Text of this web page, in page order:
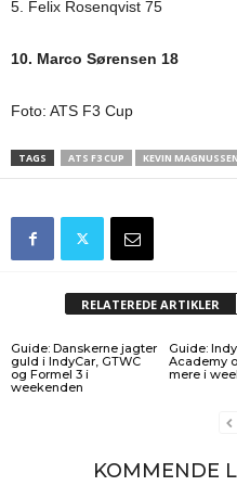
5. Felix Rosenqvist 75
10. Marco Sørensen 18
Foto: ATS F3 Cup
TAGS ATS F3 CUP KEVIN MAGNUSSEN
RELATEREDE ARTIKLER
Guide: Danskerne jagter
guld i IndyCar, GTWC
og Formel 3 i
weekenden
Guide:
Academy
mere i
KOMMENDE